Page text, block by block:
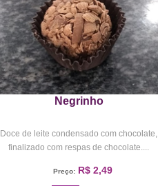
Negrinho
Doce de leite condensado com chocolate,
finalizado com respas de chocolate....
Preço: R$ 2,49